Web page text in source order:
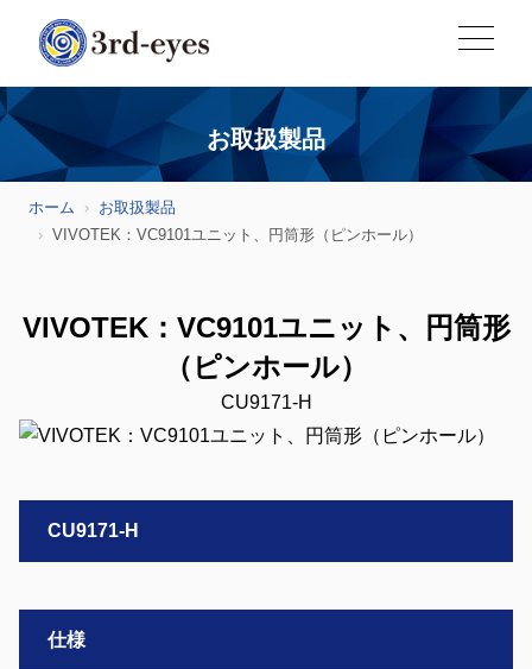
お取扱製品
ホーム
お取扱製品
VIVOTEK：VC9101ユニット、円筒形（ピンホール）
VIVOTEK：VC9101ユニット、円筒形
（ピンホール）
CU9171-H
CU9171-H
仕様